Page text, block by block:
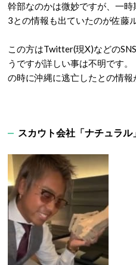
幹部なのかは微妙ですが、一
3との情報も出ていたのが佐藤
この方はTwitter(現X)などの
うですが詳しい事は不明です。
の時に沖縄に逃亡したとの情報
スカウト会社「ナチュラ